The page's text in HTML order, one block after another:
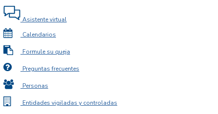
Asistente virtual
Calendarios
Formule su queja
Preguntas frecuentes
Personas
Entidades vigiladas y controladas